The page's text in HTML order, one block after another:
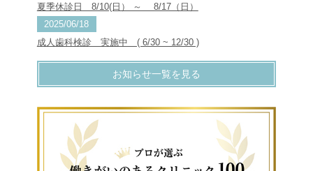
夏季休診日 8/10(日） ～ 8/17（日）
2025/06/18
成人歯科検診 実施中 ( 6/30 ~ 12/30 )
お知らせ一覧を見る